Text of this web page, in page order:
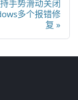
手势滑动关闭
多个报错修
复